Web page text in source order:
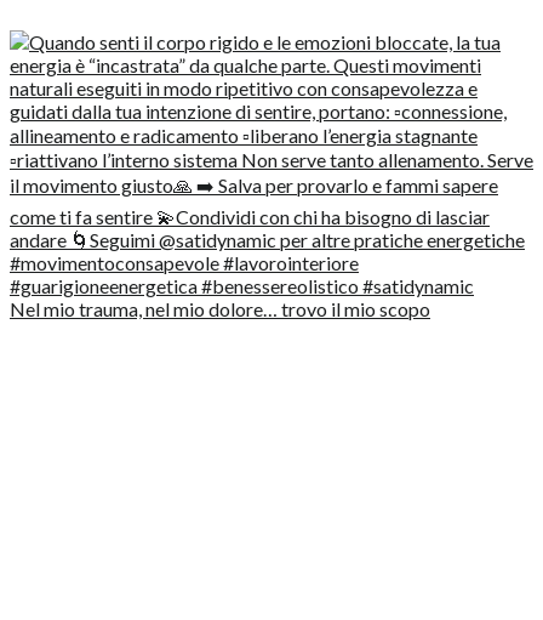
Nel mio trauma, nel mio dolore… trovo il mio scopo